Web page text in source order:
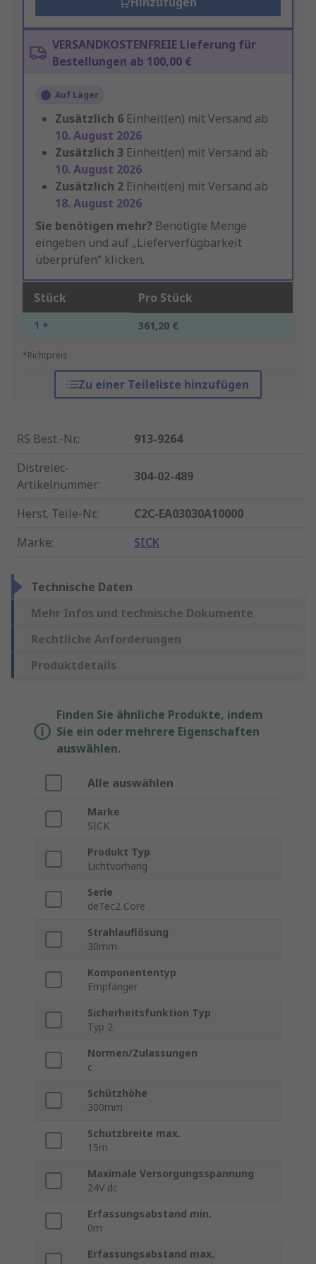
VERSANDKOSTENFREIE Lieferung für
Bestellungen ab 100,00 €
Auf Lager
Zusätzlich 6 Einheit(en) mit Versand ab
10. August 2026
Zusätzlich 3 Einheit(en) mit Versand ab
10. August 2026
Zusätzlich 2 Einheit(en) mit Versand ab
18. August 2026
Sie benötigen mehr? Benötigte Menge
eingeben und auf „Lieferverfügbarkeit
überprüfen“ klicken.
Stück Pro Stück
1 + 361,20 €
*Richtpreis
Zu einer Teileliste hinzufügen
RS Best.-Nr.:
913-9264
Distrelec-
Artikelnummer:
304-02-489
Herst. Teile-Nr.:
C2C-EA03030A10000
Marke: SICK
Technische Daten
Mehr Infos und technische Dokumente
Rechtliche Anforderungen
Produktdetails
Finden Sie ähnliche Produkte, indem
Sie ein oder mehrere Eigenschaften
auswählen.
Alle auswählen
Marke
SICK
Produkt Typ
Lichtvorhang
Serie
deTec2 Core
Strahlauflösung
30mm
Komponententyp
Empfänger
Sicherheitsfunktion Typ
Typ 2
Normen/Zulassungen
c
Schützhöhe
300mm
Schutzbreite max.
15m
Maximale Versorgungsspannung
24V dc
Erfassungsabstand min.
0m
Erfassungsabstand max.